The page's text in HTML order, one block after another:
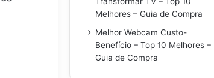
Melhores – Guia de Compra
Melhor Webcam Custo-
Benefício – Top 10 Melhores –
Guia de Compra